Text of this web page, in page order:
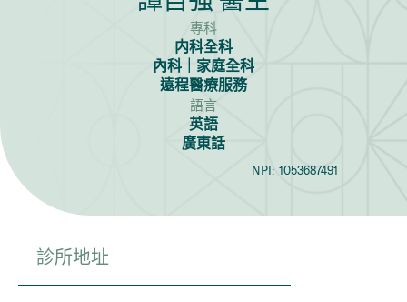
專科
内科全科
內科｜家庭全科
遠程醫療服務
語言
英語
廣東話
NPI: 1053687491
診所地址